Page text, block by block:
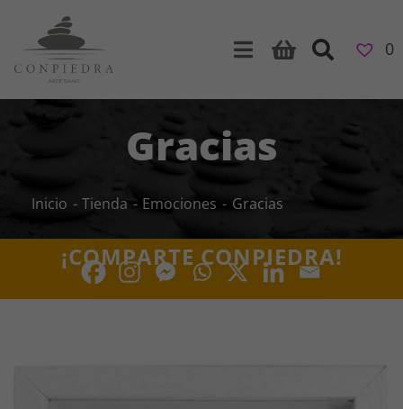
content
0
Gracias
Inicio Tienda Emociones Gracias
¡COMPARTE CONPIEDRA!